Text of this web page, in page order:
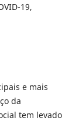
19,
e mais
da
tem levado